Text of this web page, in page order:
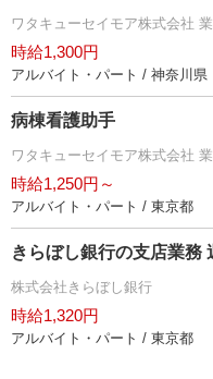
ワタキューセイモア株式会社
時給1,300円
アルバイト・パート / 神奈川県
病棟看護助手
ワタキューセイモア株式会社
時給1,250円～
アルバイト・パート / 東京都
きらぼし銀行の支店業務
株式会社きらぼし銀行
時給1,320円
アルバイト・パート / 東京都